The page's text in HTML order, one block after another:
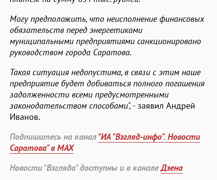
Могу предположить, что неисполнение финансовых
обязательств перед энергетиками
муниципальными предприятиями санкционировано
руководством города Саратова.
Такая ситуация недопустима, в связи с этим наше
предприятие будет добиваться полного погашения
задолженности всеми предусмотренными
законодательством способами", -заявил Андрей
Иванов.
Подпишитесь на канал"ИА "Взгляд-инфо". Новости
Саратова" в MAX
Новости "Взгляда" доступны и в каналеДзена